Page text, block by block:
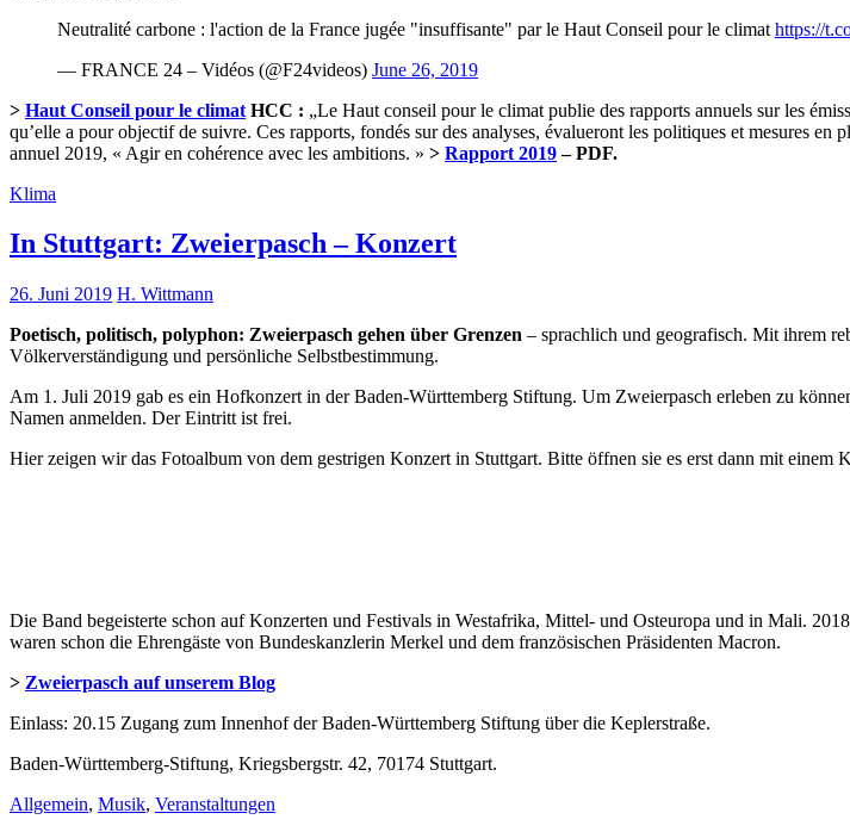
Neutralité carbone : l'action de la France jugée "insuffisante" par le Haut Conseil pour le climat https://
— FRANCE 24 – Vidéos (@F24videos) June 26, 2019
> Haut Conseil pour le climat HCC : „Le Haut conseil pour le climat publie des rapports annuels sur les
qu’elle a pour objectif de suivre. Ces rapports, fondés sur des analyses, évalueront les politiques et mesures
annuel 2019, « Agir en cohérence avec les ambitions. » > Rapport 2019– PDF.
Klima
In Stuttgart: Zweierpasch – Konzert
26. Juni 2019 H. Wittmann
Poetisch, politisch, polyphon: Zweierpasch gehen über Grenzen – sprachlich und geografisch. Mit ihrem
Völkerverständigung und persönliche Selbstbestimmung.
Am 1. Juli 2019 gab es ein Hofkonzert in der Baden-Württemberg Stiftung. Um Zweierpasch erleben zu
Namen anmelden. Der Eintritt ist frei.
Hier zeigen wir das Fotoalbum von dem gestrigen Konzert in Stuttgart. Bitte öffnen sie es erst dann mit einem
Die Band begeisterte schon auf Konzerten und Festivals in Westafrika, Mittel- und Osteuropa und in Mali.
waren schon die Ehrengäste von Bundeskanzlerin Merkel und dem französischen Präsidenten Macron.
> Zweierpasch auf unserem Blog
Einlass: 20.15 Zugang zum Innenhof der Baden-Württemberg Stiftung über die Keplerstraße.
Baden-Württemberg-Stiftung, Kriegsbergstr. 42, 70174 Stuttgart.
Allgemein, Musik, Veranstaltungen